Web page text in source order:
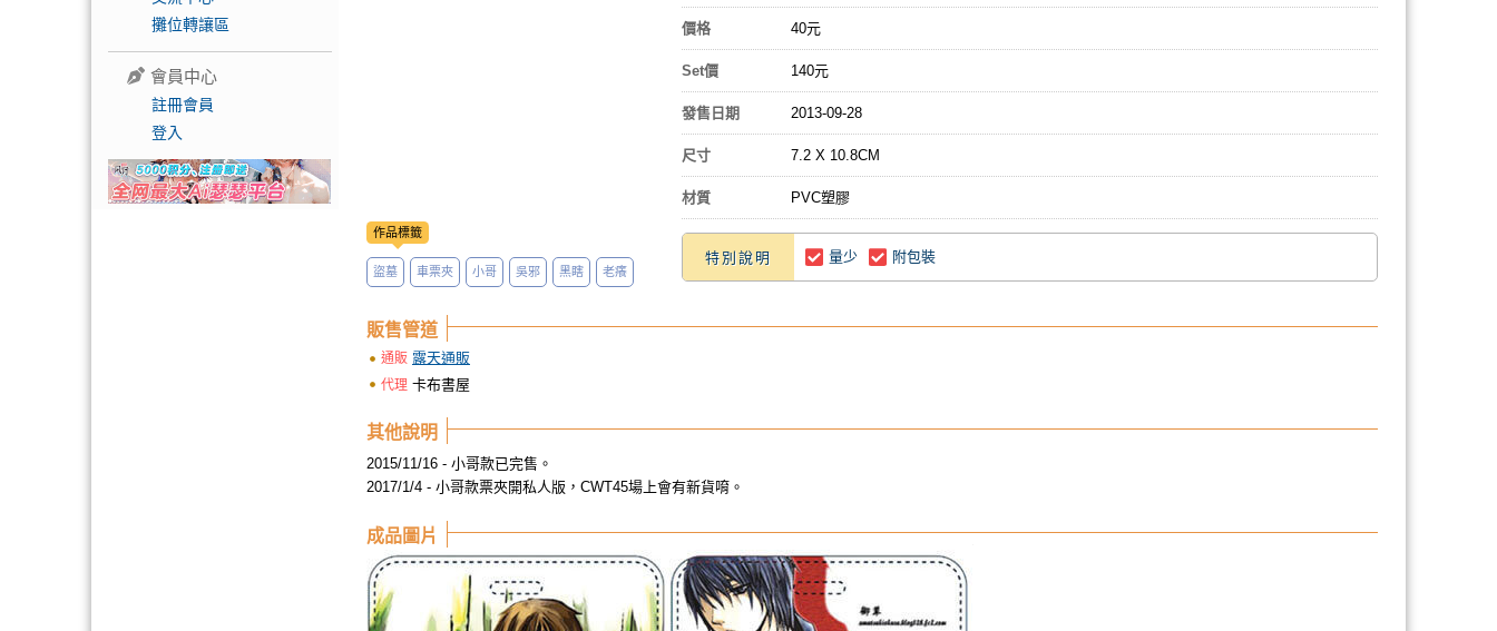
攤位轉讓區
會員中心
註冊會員
登入
作品標籤
盜墓 車票夾 小哥 吳邪 黑瞎 老癢
價格 40元
Set價 140元
發售日期 2013-09-28
尺寸 7.2 X 10.8CM
材質 PVC塑膠
特別說明 量少 附包裝
販售管道
通販 露天通販
代理 卡布書屋
其他說明
2015/11/16 - 小哥款已完售。
2017/1/4 - 小哥款票夾開私人版，CWT45場上會有新貨唷。
成品圖片